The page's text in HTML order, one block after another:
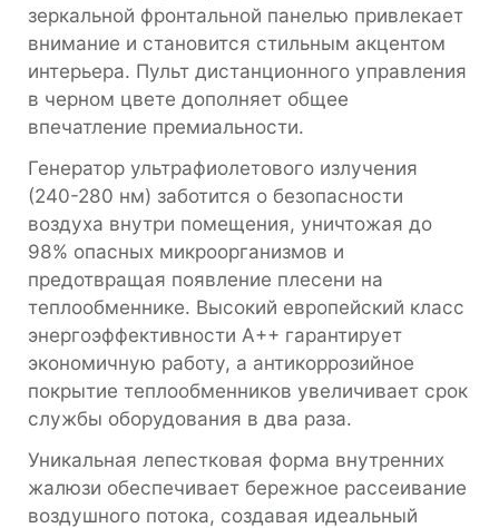
зеркальной фронтальной панелью привлекает
внимание и становится стильным акцентом
интерьера. Пульт дистанционного управления
в черном цвете дополняет общее
впечатление премиальности.
Генератор ультрафиолетового излучения
(240-280 нм) заботится о безопасности
воздуха внутри помещения, уничтожая до
98% опасных микроорганизмов и
предотвращая появление плесени на
теплообменнике. Высокий европейский класс
энергоэффективности А++ гарантирует
экономичную работу, а антикоррозийное
покрытие теплообменников увеличивает срок
службы оборудования в два раза.
Уникальная лепестковая форма внутренних
жалюзи обеспечивает бережное рассеивание
воздушного потока, создавая идеальный